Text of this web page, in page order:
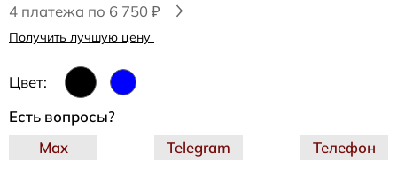
4 платежа по 6 750 ₽
Получить лучшую цену
Цвет:
Есть вопросы?
Telegram
Max Телефон